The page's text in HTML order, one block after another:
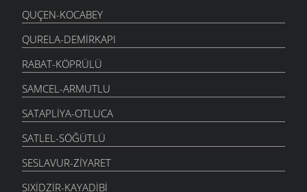
QUÇEN-KOCABEY
QURELA-DEMIRKAPI
RABAT-KÖPRÜLÜ
SAMCEL-ARMUTLU
SATAPLIYA-OTLUCA
SATLEL-SÖĞÜTLÜ
SESLAVUR-ZIYARET
SIXIDZIR-KAYADIBI